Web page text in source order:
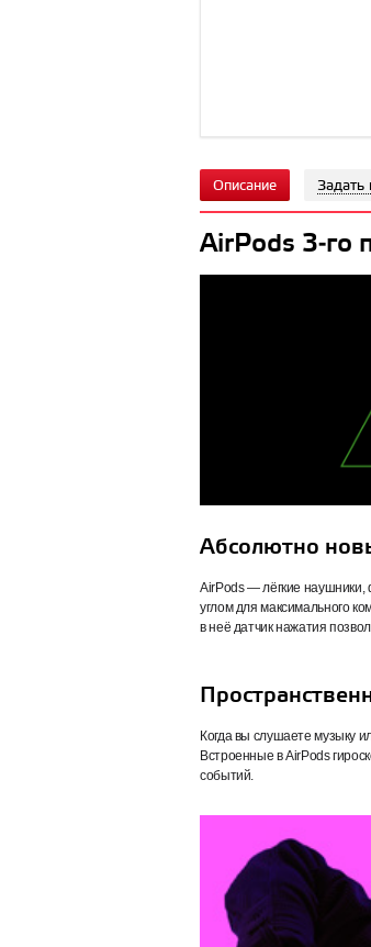
Описание Задать
AirPods 3‑го
Абсолютно
AirPods — лёгкие
углом для максимального
в неё датчик нажатия
Когда вы слушаете музыку
Встроенные в AirPods
событий.